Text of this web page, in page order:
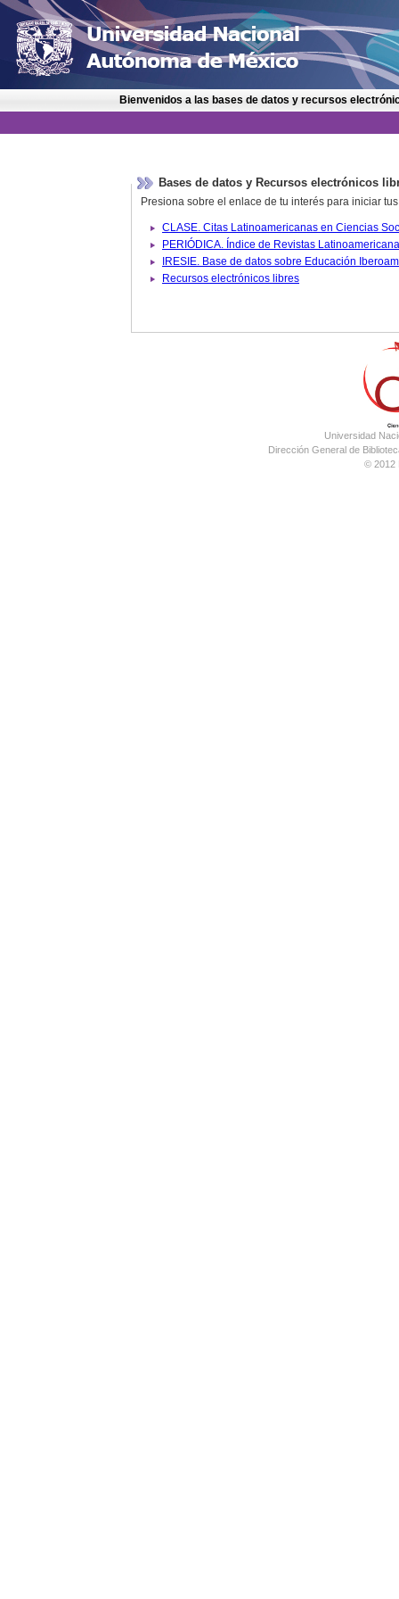
Bienvenidos a las bases de datos y recursos
Bases de datos y Recursos electrónicos
Presiona sobre el enlace de tu interés para iniciar
IRESIE. Base de datos
Recursos electrónicos libres
Universidad
Dirección General de
© 2012